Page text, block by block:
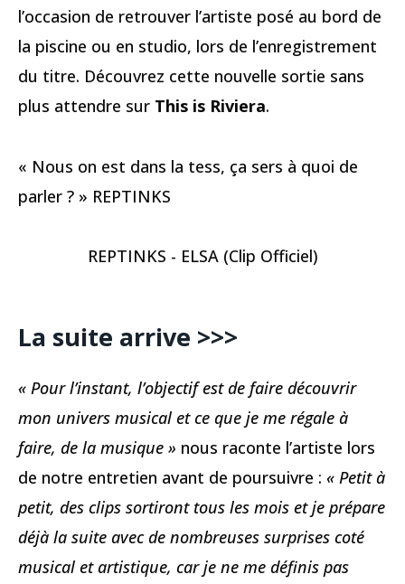
l’occasion de retrouver l’artiste posé au bord de
la piscine ou en studio, lors de l’enregistrement
du titre. Découvrez cette nouvelle sortie sans
plus attendre sur This is Riviera.
« Nous on est dans la tess, ça sers à quoi de
parler ? » REPTINKS
REPTINKS - ELSA (Clip Officiel)
La suite arrive >>>
« Pour l’instant, l’objectif est de faire découvrir
mon univers musical et ce que je me régale à
faire, de la musique » nous raconte l’artiste lors
de notre entretien avant de poursuivre : « Petit à
petit, des clips sortiront tous les mois et je prépare
déjà la suite avec de nombreuses surprises coté
musical et artistique, car je ne me définis pas